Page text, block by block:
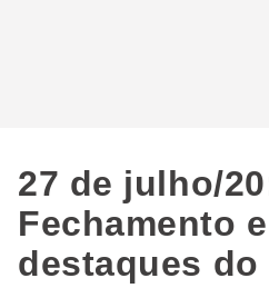
27 de julho/
Fechamento
destaques do